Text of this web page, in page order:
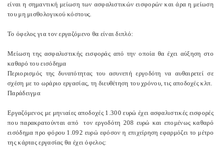
είναι η σημαντική μείωση των ασφαλιστικών εισφορών και άρα η μείωση
του μη μισθολογικού κόστους.
Το όφελος για τον εργαζόμενο θα είναι διπλό:
Μείωση της ασφαλιστικής εισφοράς από την οποία θα έχει αύξηση στο
καθαρό του εισόδημα
Περιορισμός της δυνατότητας του ασυνεπή εργοδότη να αυθαιρετεί σε
σχέση με το ωράριο εργασίας, τη διευθέτηση του χρόνου, τις αποδοχές κλπ.
Παράδειγμα
Εργαζόμενος με μηνιαίες αποδοχές 1.300 ευρώ έχει ασφαλιστικές εισφορές
που παρακρατούνται από τον εργοδότη 208 ευρώ και επομένως καθαρό
εισόδημα προ φόρου 1.092 ευρώ εφόσον η επιχείρηση εφαρμόζει το μέτρο
της κάρτας εργασίας θα έχει όφελος: